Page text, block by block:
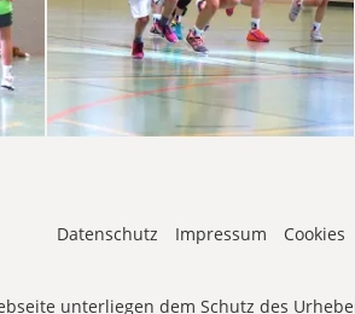
Datenschutz Impressum Cookies
unterliegen dem Schutz des